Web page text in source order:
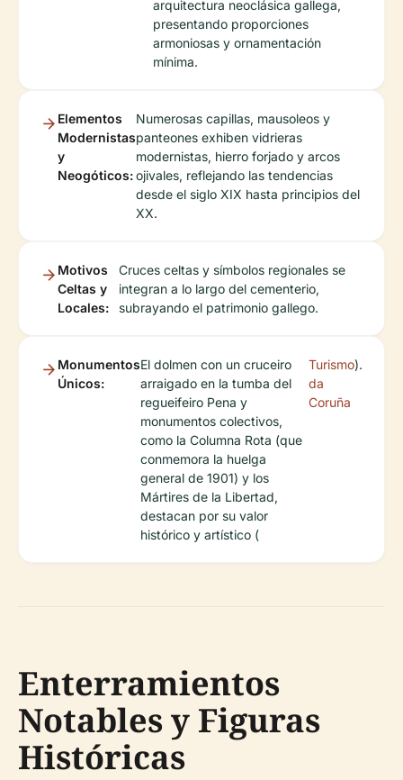
arquitectura neoclásica gallega,
presentando proporciones
armoniosas y ornamentación
mínima.
Elementos
Modernistas
y
Neogóticos:
Numerosas capillas, mausoleos y
panteones exhiben vidrieras
modernistas, hierro forjado y arcos
ojivales, reflejando las tendencias
desde el siglo XIX hasta principios del
XX.
Motivos
Celtas y
Locales:
Cruces celtas y símbolos regionales se
integran a lo largo del cementerio,
subrayando el patrimonio gallego.
Monumentos
Únicos:
El dolmen con un cruceiro
arraigado en la tumba del
regueifeiro Pena y
monumentos colectivos,
como la Columna Rota (que
conmemora la huelga
general de 1901) y los
Mártires de la Libertad,
destacan por su valor
histórico y artístico (
Turismo
da
Coruña
).
Enterramientos
Notables y Figuras
Históricas